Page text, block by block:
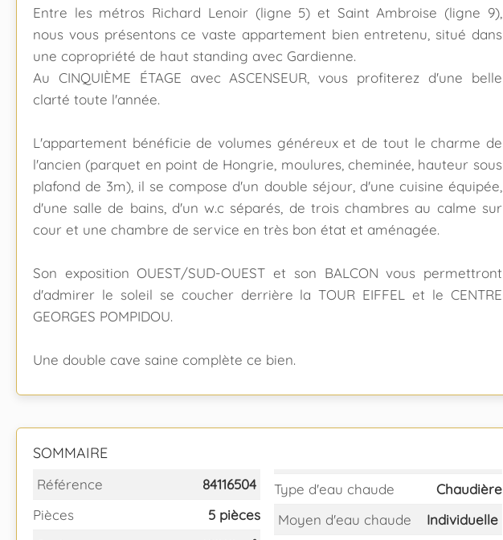
Entre les métros Richard Lenoir (ligne 5) et Saint Ambroise (ligne 9),
nous vous présentons ce vaste appartement bien entretenu, situé dans
une copropriété de haut standing avec Gardienne.
Au CINQUIÈME ÉTAGE avec ASCENSEUR, vous profiterez d'une belle
clarté toute l'année.
L'appartement bénéficie de volumes généreux et de tout le charme de
l'ancien (parquet en point de Hongrie, moulures, cheminée, hauteur sous
plafond de 3m), il se compose d'un double séjour, d'une cuisine équipée,
d'une salle de bains, d'un w.c séparés, de trois chambres au calme sur
cour et une chambre de service en très bon état et aménagée.
Son exposition OUEST/SUD-OUEST et son BALCON vous permettront
d'admirer le soleil se coucher derrière la TOUR EIFFEL et le CENTRE
GEORGES POMPIDOU.
Une double cave saine complète ce bien.
SOMMAIRE
Référence
84116504
Pièces
5 pièces
Type d'eau chaude
Chaudière
Moyen d'eau chaude
Individuelle